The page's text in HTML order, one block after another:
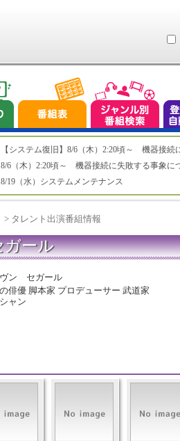
【システム復旧】8/6（木）2:20頃～ 機器接続
8/6（木）2:20頃～ 機器接続に失敗する事象に
8/19（水）システムメンテナンス
> タレント出演番組情報
ガール
ン セガール
俳優 脚本家 プロデューサー 武道家
ャン